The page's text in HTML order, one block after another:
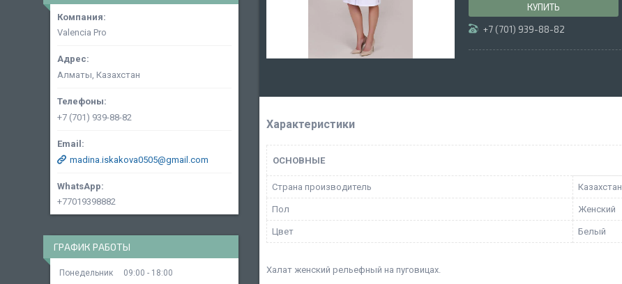
КУПИТЬ
+7 (701) 939-88-82
Характеристики
ОСНОВНЫЕ
Страна производитель Казахстан
Пол Женский
Цвет Белый
Халат женский рельефный на пуговицах.
Valencia Pro
Алматы, Казахстан
+7 (701) 939-88-82
madina.iskakova0505@gmail.com
+77019398882
ГРАФИК РАБОТЫ
Понедельник 09:00
18:00